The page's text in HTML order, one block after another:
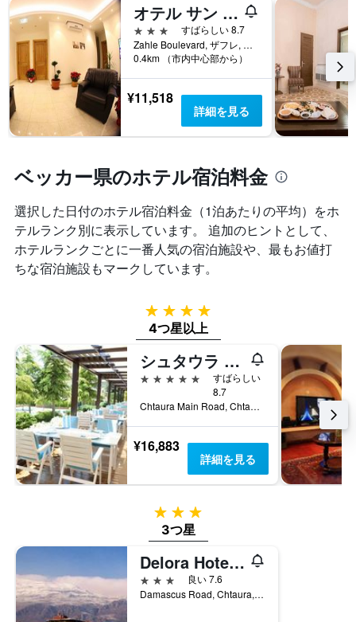
オテル サン ジャン ザーレ
3つ星
すばらしい 8.7
Zahle Boulevard, ザフレ, レバノン
0.4km （市内中心部から）
¥11,518
詳細を見る
ベッカー県のホテル宿泊料金
選択した日付のホテル宿泊料金（1泊あたりの平均）をホ
テルランク別に表示しています。 追加のヒントとして、
ホテルランクごとに一番人気の宿泊施設や、最もお値打
ちな宿泊施設もマークしています。
4つ星
4つ星以上
シュタウラ パーク ホテル
5つ星
すばらしい
8.7
Chtaura Main Road, Chtaura, レバノン
¥16,883
詳細を見る
3つ星
3つ星
Delora Hotel and Suites
3つ星
良い 7.6
Damascus Road, Chtaura, レバノン